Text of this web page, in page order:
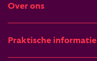
Over ons
Praktische informatie